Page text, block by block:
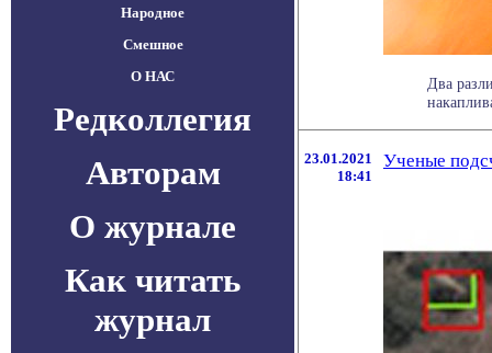
Народное
Смешное
О НАС
Редколлегия
Авторам
О журнале
Как читать
журнал
Два
23.01.2021
18:41
Ученые